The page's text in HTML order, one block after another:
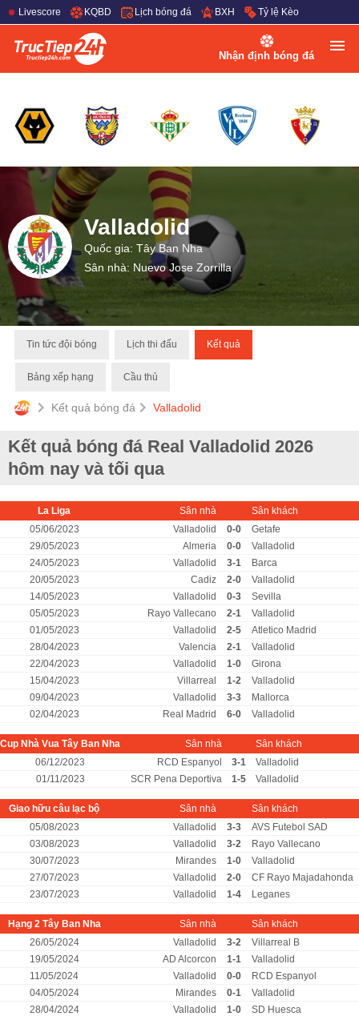
Livescore KQBD Lịch bóng đá BXH Tỷ lệ Kèo
Nhận định bóng đá
Valladolid
Quốc gia: Tây Ban Nha
Sân nhà: Nuevo Jose Zorrilla
Tin tức đội bóng Lịch thi đấu Kết quả
Bảng xếp hạng Cầu thủ
Kết quả bóng đá Valladolid
Kết quả bóng đá Real Valladolid 2026
hôm nay và tối qua
La Liga Sân nhà
Sân khách
05/06/2023
Valladolid 0-0
Getafe
29/05/2023
Almeria 0-0
Valladolid
24/05/2023
Valladolid 3-1
Barca
20/05/2023
Cadiz 2-0
Valladolid
14/05/2023
Valladolid 0-3
Sevilla
05/05/2023
Rayo Vallecano 2-1
Valladolid
01/05/2023
Valladolid 2-5
Atletico Madrid
28/04/2023
Valencia 2-1
Valladolid
22/04/2023
Valladolid 1-0
Girona
15/04/2023
Villarreal 1-2
Valladolid
09/04/2023
Valladolid 3-3
Mallorca
02/04/2023
Real Madrid 6-0 Valladolid
Cup Nhà Vua Tây Ban Nha Sân nhà
Sân khách
06/12/2023
RCD Espanyol 3-1
Valladolid
01/11/2023
SCR Pena Deportiva 1-5 Valladolid
Giao hữu câu lạc bộ Sân nhà
Sân khách
05/08/2023
Valladolid 3-3
AVS Futebol SAD
03/08/2023
Valladolid 3-2
Rayo Vallecano
30/07/2023
Mirandes 1-0
Valladolid
27/07/2023
Valladolid 2-0
CF Rayo Majadahonda
23/07/2023
Valladolid 1-4 Leganes
Hạng 2 Tây Ban Nha Sân nhà
Sân khách
26/05/2024
Valladolid 3-2
Villarreal B
19/05/2024
AD Alcorcon 1-1
Valladolid
11/05/2024
Valladolid 0-0
RCD Espanyol
04/05/2024
Mirandes 0-1
Valladolid
28/04/2024
Valladolid 1-0
SD Huesca